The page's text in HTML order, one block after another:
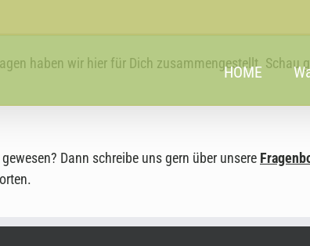
HOME
haben wir hier für Dich zusammengestellt. Schau
Dann schreibe uns gern über unsere